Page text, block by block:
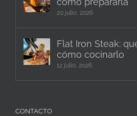
20 julio, 2026
Flat Iron Steak:
cómo cocinarlo
12 julio, 2026
CONTACTO